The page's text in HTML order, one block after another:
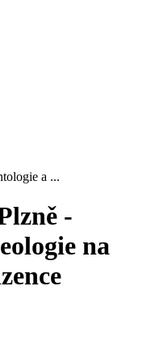
a ...
-
na